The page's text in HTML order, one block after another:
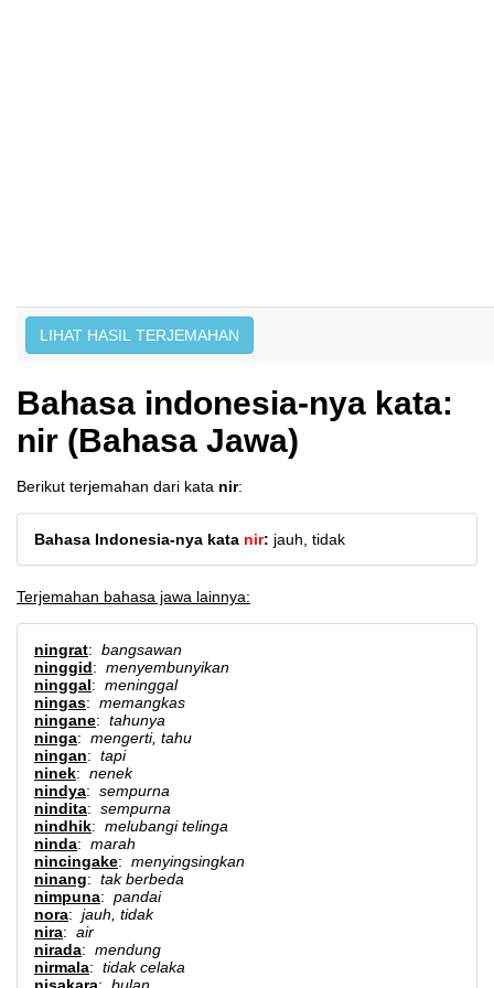
Bahasa indonesia-nya kata:
nir (Bahasa Jawa)
Berikut terjemahan dari kata nir:
Bahasa Indonesia-nya kata nir: jauh, tidak
Terjemahan bahasa jawa lainnya:
ningrat: bangsawan
ninggid: menyembunyikan
ninggal: meninggal
ningas: memangkas
ningane: tahunya
ninga: mengerti, tahu
ningan: tapi
ninek: nenek
nindya: sempurna
nindita: sempurna
nindhik: melubangi telinga
ninda: marah
nincingake: menyingsingkan
ninang: tak berbeda
nimpuna: pandai
nora: jauh, tidak
nira: air
nirada: mendung
nirmala: tidak celaka